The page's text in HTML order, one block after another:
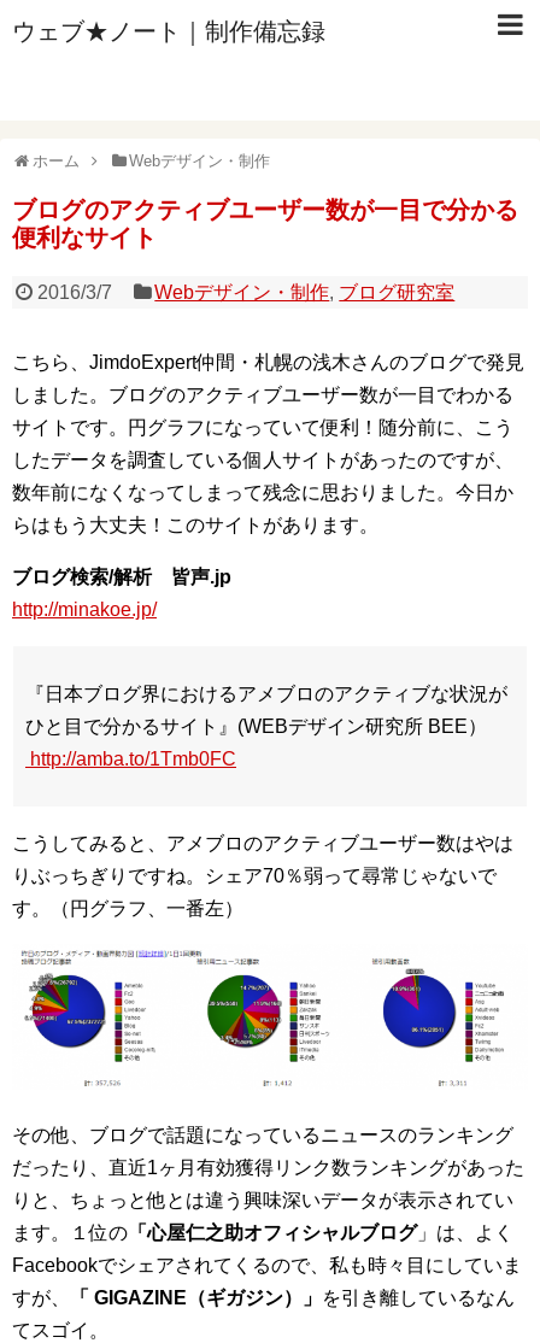
ウェブ★ノート｜制作備忘録
ホーム Webデザイン・制作
ブログのアクティブユーザー数が一目で分かる
便利なサイト
2016/3/7 Webデザイン・制作, ブログ研究室
こちら、JimdoExpert仲間・札幌の浅木さんのブログで発見
しました。ブログのアクティブユーザー数が一目でわかる
サイトです。円グラフになっていて便利！随分前に、こう
したデータを調査している個人サイトがあったのですが、
数年前になくなってしまって残念に思おりました。今日か
らはもう大丈夫！このサイトがあります。
ブログ検索/解析 皆声.jp
http://minakoe.jp/
『日本ブログ界におけるアメブロのアクティブな状況が
ひと目で分かるサイト』(WEBデザイン研究所 BEE）
http://amba.to/1Tmb0FC
こうしてみると、アメブロのアクティブユーザー数はやは
りぶっちぎりですね。シェア70％弱って尋常じゃないで
す。（円グラフ、一番左）
その他、ブログで話題になっているニュースのランキング
だったり、直近1ヶ月有効獲得リンク数ランキングがあった
りと、ちょっと他とは違う興味深いデータが表示されてい
ます。１位の 「心屋仁之助オフィシャルブログ」は、よく
Facebookでシェアされてくるので、私も時々目にしていま
すが、
「 GIGAZINE（ギガジン）」 を引き離しているなん
てスゴイ。